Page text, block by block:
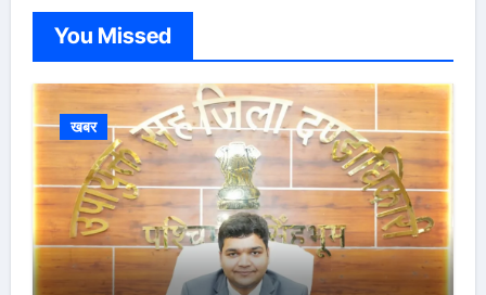
You Missed
खबर